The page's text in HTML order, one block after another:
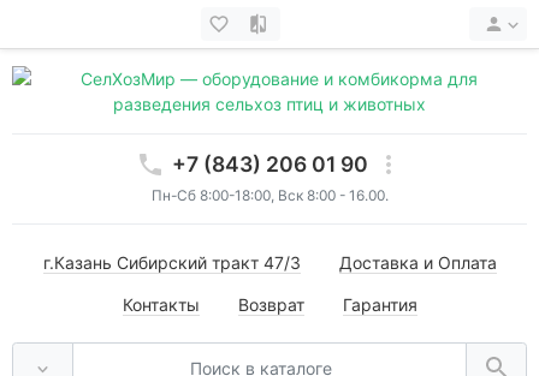
+7 (843) 206 01 90
Пн-Сб 8:00-18:00, Вск 8:00 - 16.00.
г.Казань Сибирский тракт 47/3 Доставка и Оплата
Контакты Возврат Гарантия